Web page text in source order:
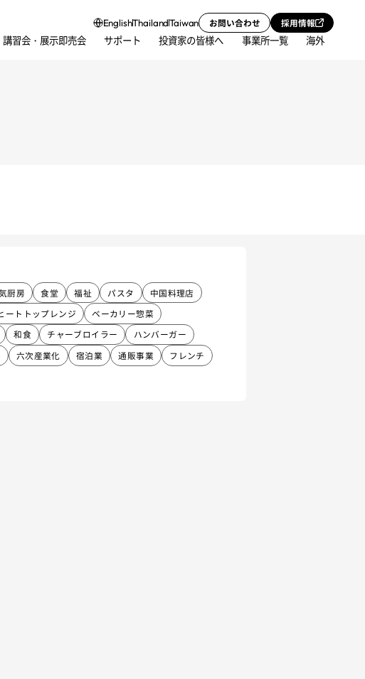
講習会・展示即売会 サポート 投資家の皆様へ 事業所一覧 海外
EnglishThailandTaiwan お問い合わせ 採用情報
厨房 食堂 福祉 パスタ
中国料理店
ートトップレンジ
ベーカリー惣菜
和食 チャーブロイラー
ハンバーガー
六次産業化 宿泊業 通販事業
フレンチ